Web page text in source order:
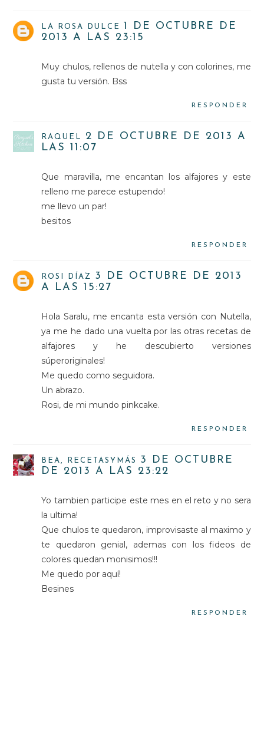
LA ROSA DULCE
1 DE OCTUBRE DE
2013 A LAS 23:15
Muy chulos, rellenos de nutella y con colorines, me
gusta tu versión. Bss
RESPONDER
RAQUEL
2 DE OCTUBRE DE 2013 A
LAS 11:07
Que maravilla, me encantan los alfajores y este
relleno me parece estupendo!
me llevo un par!
besitos
RESPONDER
ROSI DÍAZ
3 DE OCTUBRE DE 2013
A LAS 15:27
Hola Saralu, me encanta esta versión con Nutella,
ya me he dado una vuelta por las otras recetas de
alfajores y he descubierto versiones
súperoriginales!
Me quedo como seguidora.
Un abrazo.
Rosi, de mi mundo pinkcake.
RESPONDER
BEA, RECETASYMÁS
3 DE OCTUBRE
DE 2013 A LAS 23:22
Yo tambien participe este mes en el reto y no sera
la ultima!
Que chulos te quedaron, improvisaste al maximo y
te quedaron genial, ademas con los fideos de
colores quedan monisimos!!!
Me quedo por aquí!
Besines
RESPONDER